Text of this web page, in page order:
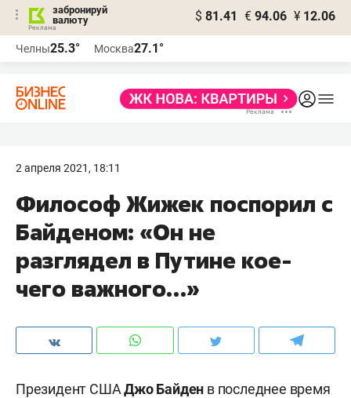
забронируй
валюту
$ 81.41 € 94.06 ¥ 12.06
Челны25.3° Москва27.1°
2 апреля 2021, 18:11
Философ Жижек поспорил с
Байденом: «Он не
разглядел в Путине кое-
чего важного…»
Президент СШАДжо Байден в последнее время